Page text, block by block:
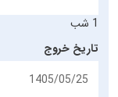
1 شب
تاریخ خروج